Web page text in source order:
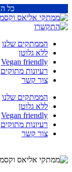
כל
הממתקים שלנו
ללא גלוטן
Vegan friendly
רעיונות מתוקים
צור קשר
הממתקים שלנו
ללא גלוטן
Vegan friendly
רעיונות מתוקים
צור קשר